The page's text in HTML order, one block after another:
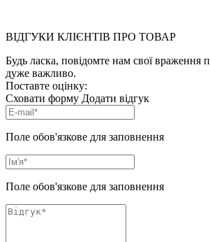
ВІДГУКИ КЛІЄНТІВ ПРО ТОВАР
Будь ласка, повідомте нам свої враження
дуже важливо.
Поставте оцінку:
Сховати форму Додати відгук
Поле обов'язкове для заповнення
Поле обов'язкове для заповнення